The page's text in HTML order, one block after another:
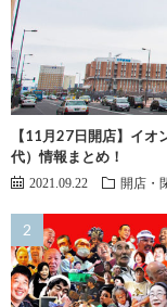
【11月27日開店】イ
代）情報まとめ！
2021.09.22 開店・